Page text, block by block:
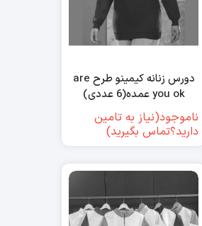
دورس زنانه کیمینو طرح are
you ok عمده(6 عددی)
ناموجود(نیاز به تامین
دارید؟تماس بگیرید)